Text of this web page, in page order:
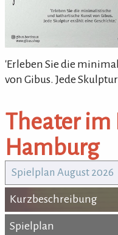
'Erleben Sie die
von Gibus. Jede
Theater im
Hamburg
Spielplan August 2026
Kurzbeschreibung
Kurzbeschreibung
Spielplan